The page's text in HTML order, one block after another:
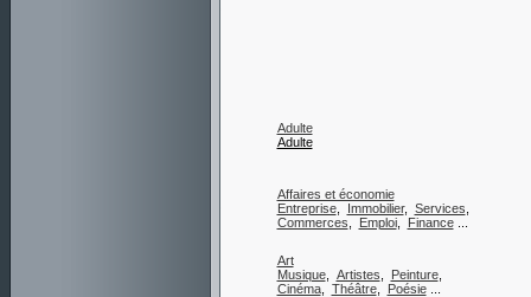
Adulte
Adulte
Affaires et économie
Entreprise, Immobilier, Services
Commerces
Emploi, Finance...
Art
Musique, Artistes Peinture,
Cinéma, Théâtre, Poésie...